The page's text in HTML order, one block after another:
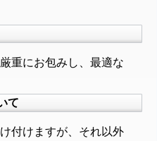
重にお包みし、最適な
て
付けますが、それ以外